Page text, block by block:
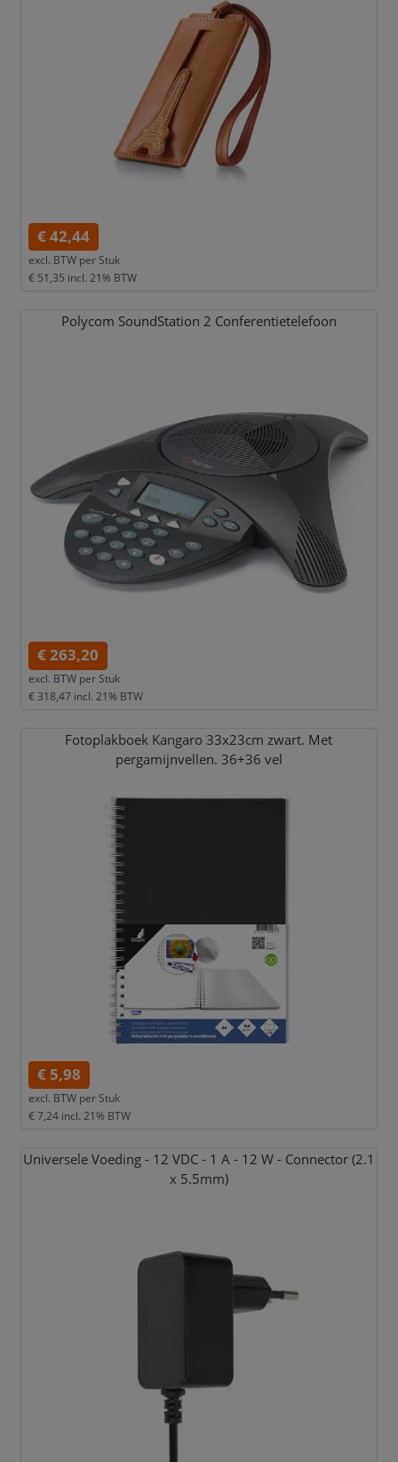
€ 42,44
excl. BTW per Stuk
€ 51,35 incl. 21% BTW
Polycom SoundStation 2 Conferentietelefoon
€ 263,20
excl. BTW per Stuk
€ 318,47 incl. 21% BTW
Fotoplakboek Kangaro 33x23cm zwart. Met
pergamijnvellen. 36+36 vel
€ 5,98
excl. BTW per Stuk
€ 7,24 incl. 21% BTW
Universele Voeding - 12 VDC - 1 A - 12 W - Connector (2.1
x 5.5mm)